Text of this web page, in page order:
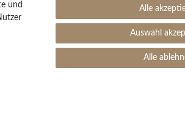
Kauf auf Rechnung
Einfache Auftragsverfolgung
und
Alle
Auswahl
Alle